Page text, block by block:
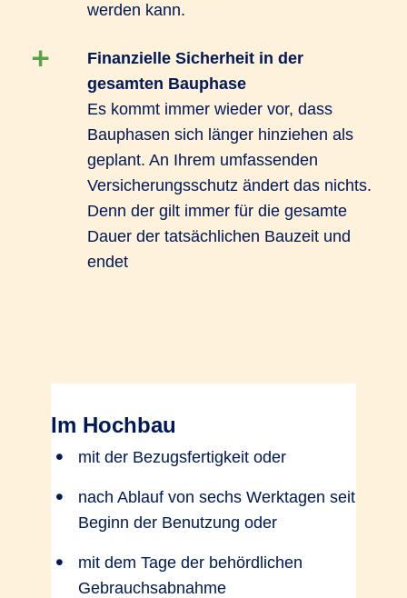
werden kann.
Finanzielle Sicherheit in der
gesamten Bauphase
Es kommt immer wieder vor, dass
Bauphasen sich länger hinziehen als
geplant. An Ihrem umfassenden
Versicherungsschutz ändert das nichts.
Denn der gilt immer für die gesamte
Dauer der tatsächlichen Bauzeit und
endet
Im Hochbau
mit der Bezugsfertigkeit oder
nach Ablauf von sechs Werktagen seit
Beginn der Benutzung oder
mit dem Tage der behördlichen
Gebrauchsabnahme